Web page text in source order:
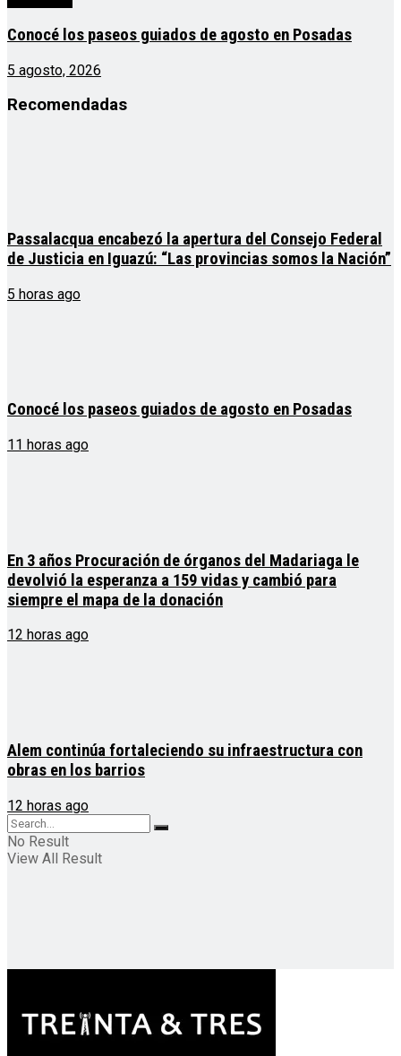
Conocé los paseos guiados de agosto en Posadas
5 agosto, 2026
Recomendadas
Passalacqua encabezó la apertura del Consejo Federal
de Justicia en Iguazú: “Las provincias somos la Nación”
5 horas ago
Conocé los paseos guiados de agosto en Posadas
11 horas ago
En 3 años Procuración de órganos del Madariaga le
devolvió la esperanza a 159 vidas y cambió para
siempre el mapa de la donación
12 horas ago
Alem continúa fortaleciendo su infraestructura con
obras en los barrios
12 horas ago
No Result
View All Result